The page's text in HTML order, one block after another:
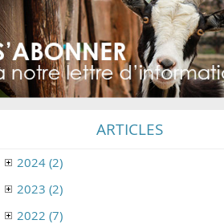
ARTICLES
2024 (2)
2023 (2)
2022 (7)